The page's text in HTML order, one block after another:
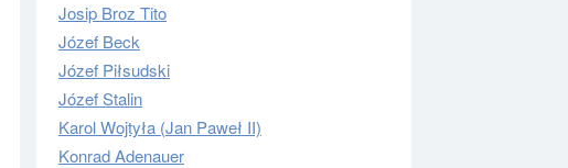
Josip Broz Tito
Józef Beck
Józef Piłsudski
Józef Stalin
Karol Wojtyła (Jan Paweł II)
Konrad Adenauer